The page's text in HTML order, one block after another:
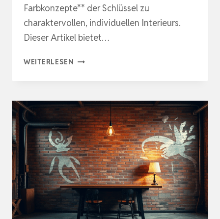
Farbkonzepte** der Schlüssel zu
charaktervollen, individuellen Interieurs.
Dieser Artikel bietet…
WEITERLESEN FARB-
STILVOLLE
RÄUME